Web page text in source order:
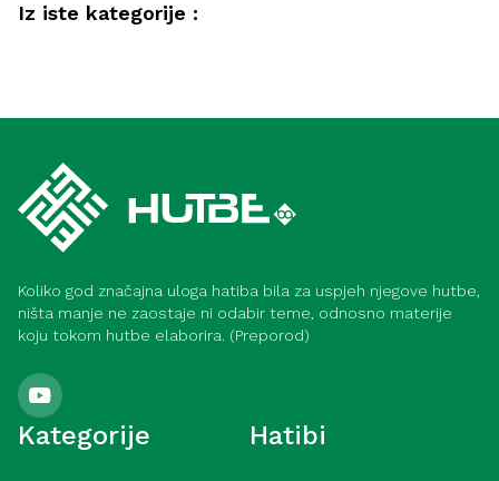
Iz iste kategorije :
Koliko god značajna uloga hatiba bila za uspjeh njegove hutbe,
ništa manje ne zaostaje ni odabir teme, odnosno materije
koju tokom hutbe elaborira. (Preporod)
Kategorije Hatibi